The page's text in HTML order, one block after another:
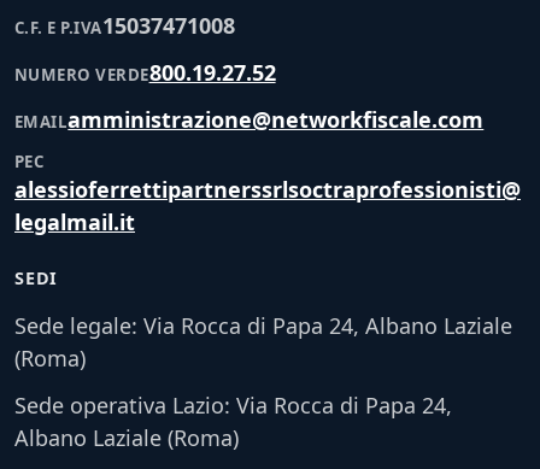
C.F. E P.IVA15037471008
NUMERO VERDE800.19.27.52
EMAILamministrazione@networkfiscale.com
PEC
alessioferrettipartnerssrlsoctraprofessionisti@
legalmail.it
SEDI
Sede legale: Via Rocca di Papa 24, Albano Laziale
(Roma)
Sede operativa Lazio: Via Rocca di Papa 24,
Albano Laziale (Roma)